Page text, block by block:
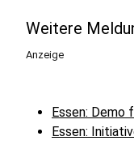
Weitere
Anzeige
Essen: Demo
Essen: